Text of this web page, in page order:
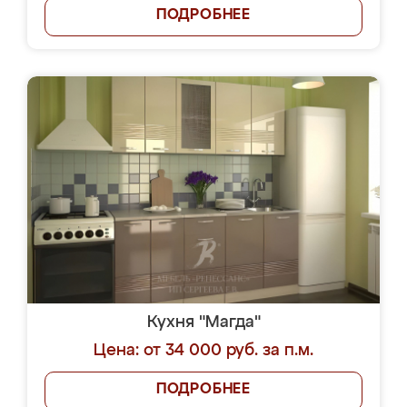
ПОДРОБНЕЕ
Кухня "Магда"
Цена: от 34 000 руб. за п.м.
ПОДРОБНЕЕ